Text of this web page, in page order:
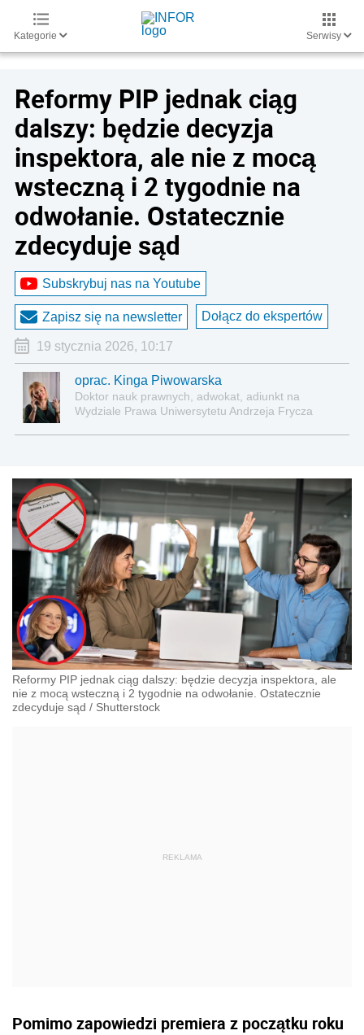
Kategorie Serwisy
Reformy PIP jednak ciąg
dalszy: będzie decyzja
inspektora, ale nie z mocą
wsteczną i 2 tygodnie na
odwołanie. Ostatecznie
zdecyduje sąd
Subskrybuj nas na Youtube
Zapisz się na newsletter Dołącz do ekspertów
19 stycznia 2026, 10:17
oprac. Kinga Piwowarska
Doktor nauk prawnych, adwokat, adiunkt na
Wydziale Prawa Uniwersytetu Andrzeja Frycza
administracyjnoprawnych aspektach związanych z
pracą i pomocą socjalną.
Reformy PIP jednak ciąg dalszy: będzie decyzja inspektora, ale
nie z mocą wsteczną i 2 tygodnie na odwołanie. Ostatecznie
zdecyduje sąd / Shutterstock
Pomimo zapowiedzi premiera z początku roku